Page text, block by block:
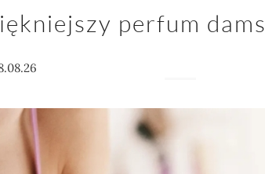
perfum